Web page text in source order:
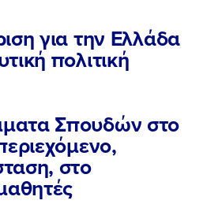
για την Ελλάδα
πολιτική
Σπουδών στο
στο